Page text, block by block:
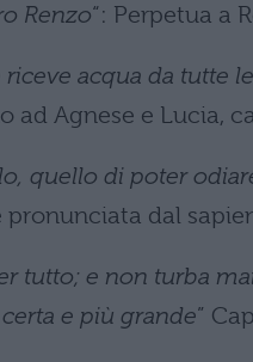
Renzo“: Perpetua a
acqua da tutte
ad Agnese e Lucia,
quello di poter
pronunciata dal
tutto; e non turba
e più grande”